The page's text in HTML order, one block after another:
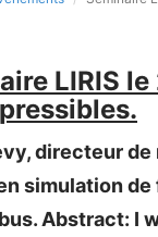
LIRIS
directeur
simulation de
Abstract: I